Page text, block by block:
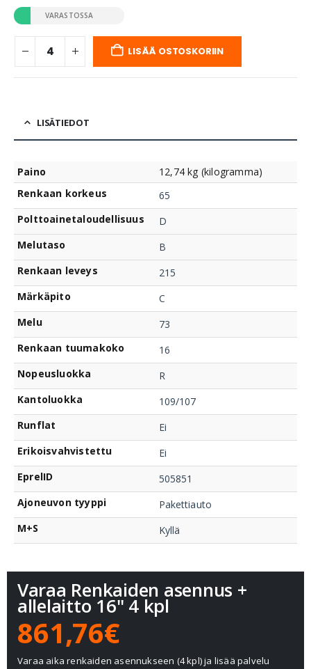
VARASTOSSA
LISÄÄ OSTOSKORIIN
LISÄTIEDOT
Paino
12,74 kg (kilogramma)
Renkaan korkeus
65
Polttoainetaloudellisuus
D
Melutaso
B
Renkaan leveys
215
Märkäpito
C
Melu
73
Renkaan tuumakoko
16
Nopeusluokka
R
Kantoluokka
109/107
Runflat
Ei
Erikoisvahvistettu
Ei
EprelID
505851
Ajoneuvon tyyppi
Pakettiauto
M+S
Kyllä
Varaa Renkaiden asennus +
allelaitto 16" 4 kpl
861,76€
Varaa aika renkaiden asennukseen (4 kpl) ja lisää palvelu